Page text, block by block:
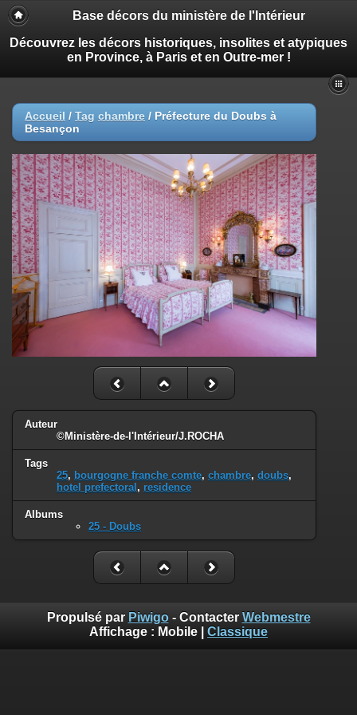
Base décors du ministère de l'Intérieur
Découvrez les décors historiques, insolites et atypiques
en Province, à Paris et en Outre-mer !
Accueil / Tag chambre / Préfecture du Doubs à
Besançon
Auteur
©Ministère-de-l'Intérieur/J.ROCHA
Tags
25, bourgogne franche comte, chambre, doubs,
hotel prefectoral , residence
Albums
25 - Doubs
Propulsé par Piwigo- Contacter Webmestre
Affichage : Mobile Classique